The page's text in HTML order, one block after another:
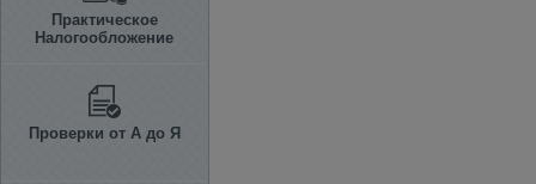
Практическое
Налогообложение
Проверки от А до Я